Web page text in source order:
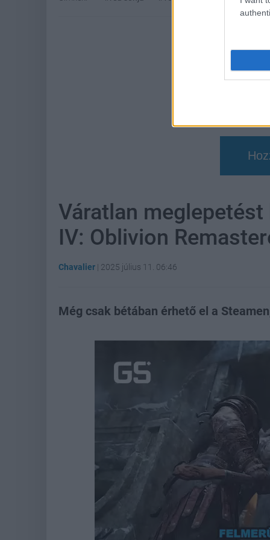
Váratlan
IV: Oblivion
Chavalier | 2025 július 11. 06:46
Még csak bétában érhető el a